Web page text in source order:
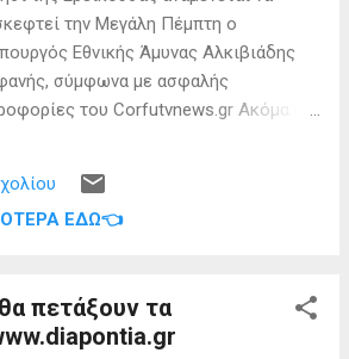
, ονόμαζε το νησί Ὠγυγία , στο
υπήρχε έντονη ευωδία από
Φεύγωντας ο Οδυσέας πάνω σε
σχεδία, ναυάγησε και αφού πάλεψε με
βρέθηκε στην Σχερία, το νησί
που δικαιώνει τον μύθο...
την Μεγάλη Πέμπτη ο
Εθνικής Άμυνας Αλκιβιάδης
σύμφωνα με ασφαλής
του Corfutvnews.gr Ακόμα η
εντός των επόμενων
να γίνει και επίσημα γνωστή.
ΕΔΏ👈
πετάξουν τα